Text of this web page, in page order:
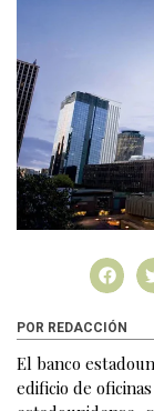
POR REDACCIÓN
El banco
edificio de